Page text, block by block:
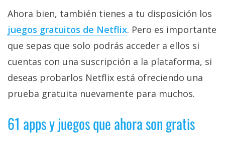
Ahora bien, también tienes a tu disposición los
juegos gratuitos de Netflix‎. Pero es importante
que sepas que solo podrás acceder a ellos si
cuentas con una suscripción a la plataforma, si
deseas probarlos Netflix está ofreciendo una
prueba gratuita nuevamente para muchos.
61 apps y juegos que ahora son gratis